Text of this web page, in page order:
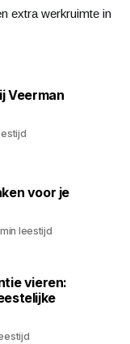
extra werkruimte in
Veerman
voor je
leestijd
vieren: